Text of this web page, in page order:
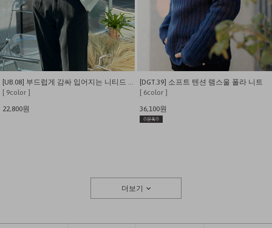
[UB.08] 부드럽게 감싸 입어지는 니티드 폴라 스판 티셔츠
[ 9color ]
22,800원
[DGT.39] 소프트 텐션 램스울 폴라 니트
[ 6color ]
36,100원
더보기